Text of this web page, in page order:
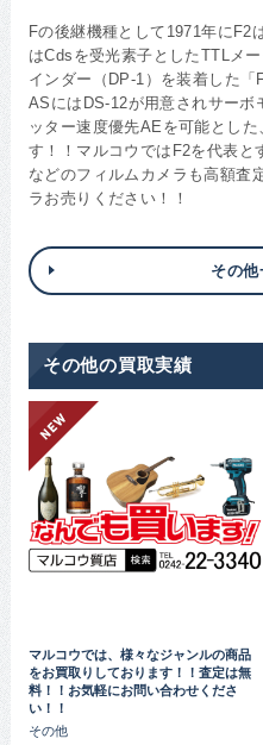
Fの後継機種として1971年にF2
はCdsを受光素子としたTTLメ
インダー（DP-1）を装着した
ASにはDS-12が用意されサーボ
ッター速度優先AEを可能とし
す！！マルコウではF2を代表と
などのフィルムカメラも高額査
ラお売りください！！
その他
その他の買取実績
マルコウでは、様々なジャンルの商品
をお買取りしております！！査定は無
料！！お気軽にお問い合わせくださ
い！！
その他